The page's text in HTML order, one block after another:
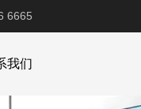
6665
我们